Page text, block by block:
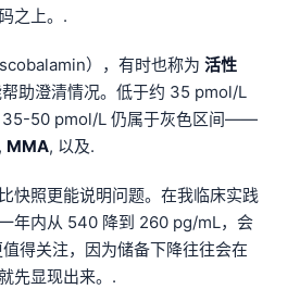
之上。.
），有时也称为 活性
助澄清情况。低于约 35 pmol/L
35-50 pmol/L 仍属于灰色区间——
MMA, 以及.
快照更能说明问题。在我临床实践
年内从 540 降到 260 pg/mL，会
得关注，因为储备下降往往会在
先显现出来。.